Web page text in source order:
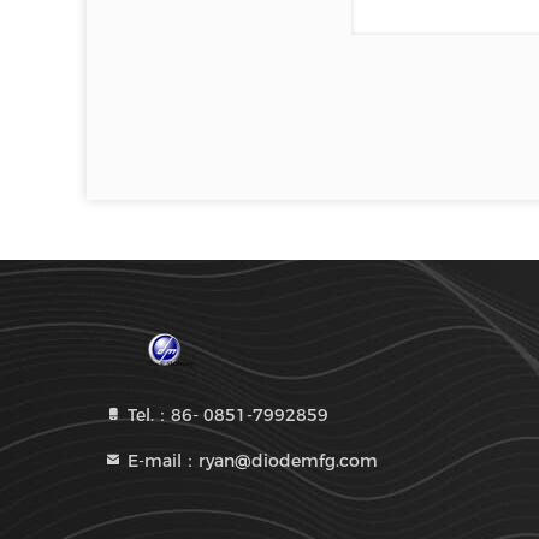
Tel.：86- 0851-7992859
E-mail：ryan@diodemfg.com